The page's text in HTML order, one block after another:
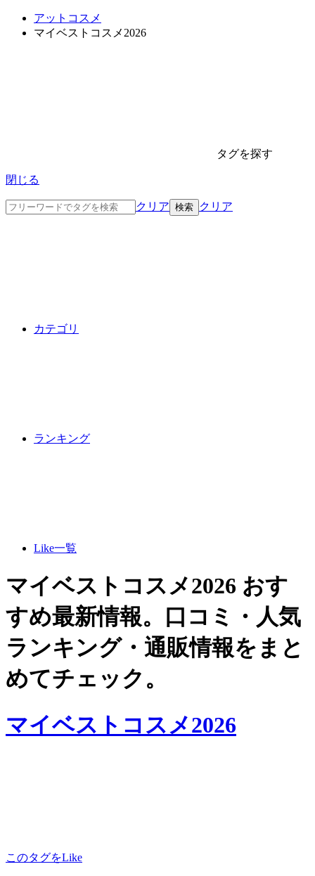
アットコスメ
マイベストコスメ2026
タグを探す
閉じる
クリア クリア
カテゴリ
ランキング
Like一覧
マイベストコスメ2026 おす
すめ最新情報。口コミ・人気
ランキング・通販情報をまと
めてチェック。
マイベストコスメ2026
このタグをLike